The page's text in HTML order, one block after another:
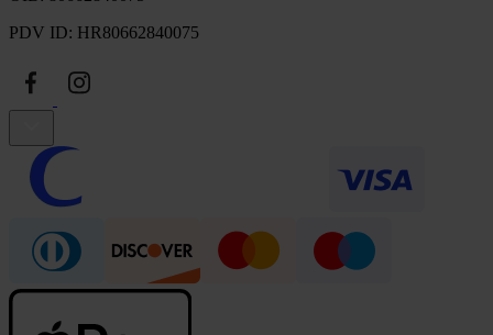
PDV ID: HR80662840075